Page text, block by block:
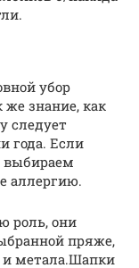
убор
знание, как
следует
года. Если
выбираем
аллергию.
роль, они
пряже,
и метала.Шапки